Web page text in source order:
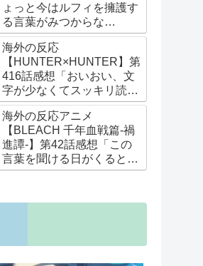
ょっと今はルフィを擁護す
る言葉がみつからな
い･･･」
海外の反応
【HUNTER×HUNTER】第
416話感想「おいおい、文
字が少なくてスッキリ読め
るぞ！！」
海外の反応アニメ
【BLEACH 千年血戦篇-禍
進譚-】第42話感想「この
言葉を聞ける日がくると
は･･･夢みたいだ」